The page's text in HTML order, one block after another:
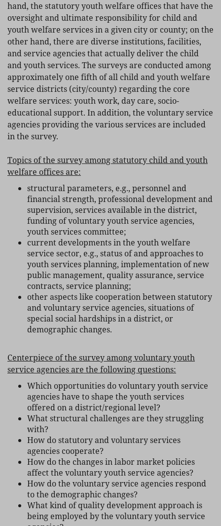
hand, the statutory youth welfare offices that have the
oversight and ultimate responsibility for child and
youth welfare services in a given city or county; on the
other hand, there are diverse institutions, facilities,
and service agencies that actually deliver the child
and youth services. The surveys are conducted among
approximately one fifth of all child and youth welfare
service districts (city/county) regarding the core
welfare services: youth work, day care, socio-
educational support. In addition, the voluntary service
agencies providing the various services are included
in the survey.
Topics of the survey among statutory child and youth
welfare offices are:
structural parameters, e.g., personnel and
financial strength, professional development and
supervision, services available in the district,
funding of voluntary youth service agencies,
youth services committee;
current developments in the youth welfare
service sector, e.g., status of and approaches to
youth services planning, implementation of new
public management, quality assurance, service
contracts, service planning;
other aspects like cooperation between statutory
and voluntary service agencies, situations of
special social hardships in a district, or
demographic changes.
Centerpiece of the survey among voluntary youth
service agencies are the following questions:
Which opportunities do voluntary youth service
agencies have to shape the youth services
offered on a district/regional level?
What structural challenges are they struggling
with?
How do statutory and voluntary services
agencies cooperate?
How do the changes in labor market policies
affect the voluntary youth service agencies?
How do the voluntary service agencies respond
to the demographic changes?
What kind of quality development approach is
being employed by the voluntary youth service